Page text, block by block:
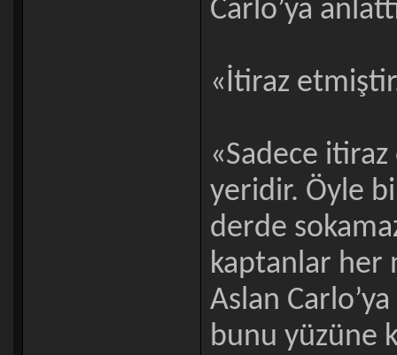
Carlo’ya
«İtiraz
«Sadece
yeridir. Öyle
derde
kaptanlar her
Aslan
bunu yüzüne